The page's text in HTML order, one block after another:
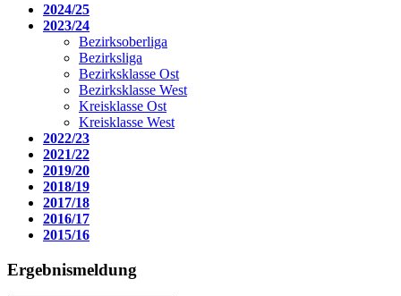
2024/25
2023/24
Bezirksoberliga
Bezirksliga
Bezirksklasse Ost
Bezirksklasse West
Kreisklasse Ost
Kreisklasse West
2022/23
2021/22
2019/20
2018/19
2017/18
2016/17
2015/16
Ergebnismeldung